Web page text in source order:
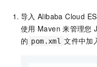
导入 Alibaba Cloud
使用 Maven 来管理您
的 pom.xml 文件中加